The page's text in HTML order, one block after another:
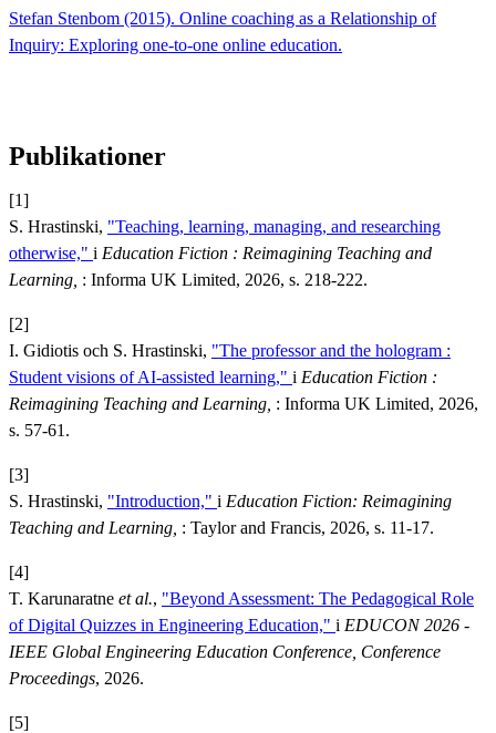
Stefan Stenbom (2015). Online coaching as a Relationship of
Inquiry: Exploring one-to-one online education.
Publikationer
[1]
S. Hrastinski, "Teaching, learning, managing, and researching
otherwise," i Education Fiction : Reimagining Teaching and
Learning, : Informa UK Limited, 2026, s. 218-222.
[2]
I. Gidiotis och S. Hrastinski, "The professor and the hologram :
Student visions of AI-assisted learning," i Education Fiction :
Reimagining Teaching and Learning, : Informa UK Limited, 2026,
s. 57-61.
[3]
S. Hrastinski, "Introduction," i Education Fiction: Reimagining
Teaching and Learning, : Taylor and Francis, 2026, s. 11-17.
[4]
T. Karunaratne et al., "Beyond Assessment: The Pedagogical Role
of Digital Quizzes in Engineering Education," i EDUCON 2026 -
IEEE Global Engineering Education Conference, Conference
Proceedings, 2026.
[5]